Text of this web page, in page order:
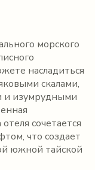
морского
насладиться
скалами,
и изумрудными
сочетается
что создает
южной тайской